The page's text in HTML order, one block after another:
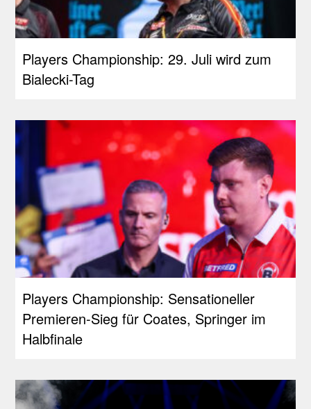
Players Championship: 29. Juli wird zum
Bialecki-Tag
Players Championship: Sensationeller
Premieren-Sieg für Coates, Springer im
Halbfinale